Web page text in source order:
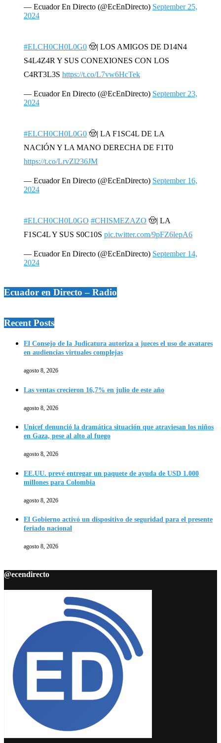
— Ecuador En Directo (@EcEnDirecto) September 25,
2024
#ELCH0CH0L0G0 🤠| LOS AMIGOS DE D14N4
S4L4Z4R Y SUS CONEXIONES CON LOS
C4RT3L3S https://t.co/L7vw6HcTek
— Ecuador En Directo (@EcEnDirecto) September 23,
2024
#ELCH0CH0L0G0 🤠| LA F1SC4L DE LA
NACIÓN Y LA MANO DERECHA DE F1T0
https://t.co/LrvZl236JM
— Ecuador En Directo (@EcEnDirecto) September 16,
2024
#ELCH0CH0L0GO #CHISMEZAZO 🤠| LA
F1SC4L Y SUS S0C10S pic.twitter.com/9pFZ6lepA6
— Ecuador En Directo (@EcEnDirecto) September 14,
2024
Ecuador en Directo – Radio
Recent Posts
El Consejo de la Judicatura autoriza a jueces el uso de avatares
en audiencias virtuales complejas
agosto 8, 2026
Las ventas crecieron 16,7% en julio de este año
agosto 8, 2026
Unicef denunció la dramática situación que atraviesan los niños
en Gaza, pese al alto al fuego
agosto 8, 2026
EE.UU. prevé entregar un paquete de ayuda de USD 1.000
millones para Colombia
agosto 8, 2026
El Gobierno activó un dispositivo de seguridad para el presente
feriado nacional
agosto 8, 2026
@ecendirecto